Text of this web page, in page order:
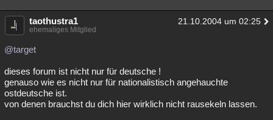
taothustra1 21.10.2004 um 02:25
ehemaliges Mitglied
@target
dieses forum ist nicht nur für deutsche !
genauso wie es nicht nur für nationalistisch angehauchte
ostdeutsche ist.
von denen brauchst du dich hier wirklich nicht rausekeln lassen.